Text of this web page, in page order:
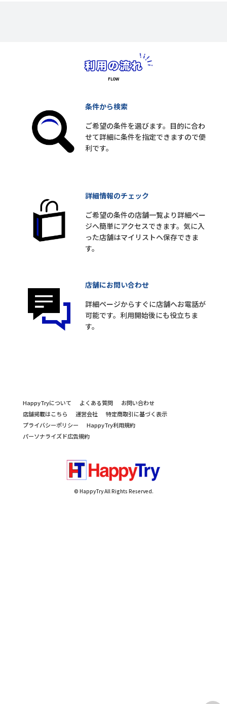
条件から検索
ご希望の条件を選びます。目的に合わ
せて詳細に条件を指定できますので便
利です。
詳細情報のチェック
ご希望の条件の店舗一覧より詳細ペー
ジへ簡単にアクセスできます。気に入
った店舗はマイリストへ保存できま
す。
店舗にお問い合わせ
詳細ページからすぐに店舗へお電話が
可能です。利用開始後にも役立ちま
す。
HappyTryについて よくある質問
お問い合わせ
店舗掲載はこちら
運営会社
特定商取引に基づく表示
プライバシーポリシー
HappyTry利用規約
パーソナライズド広告規約
© HappyTry All Rights Reserved.